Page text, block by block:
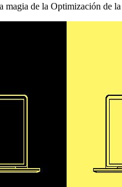
magia de la Optimización de